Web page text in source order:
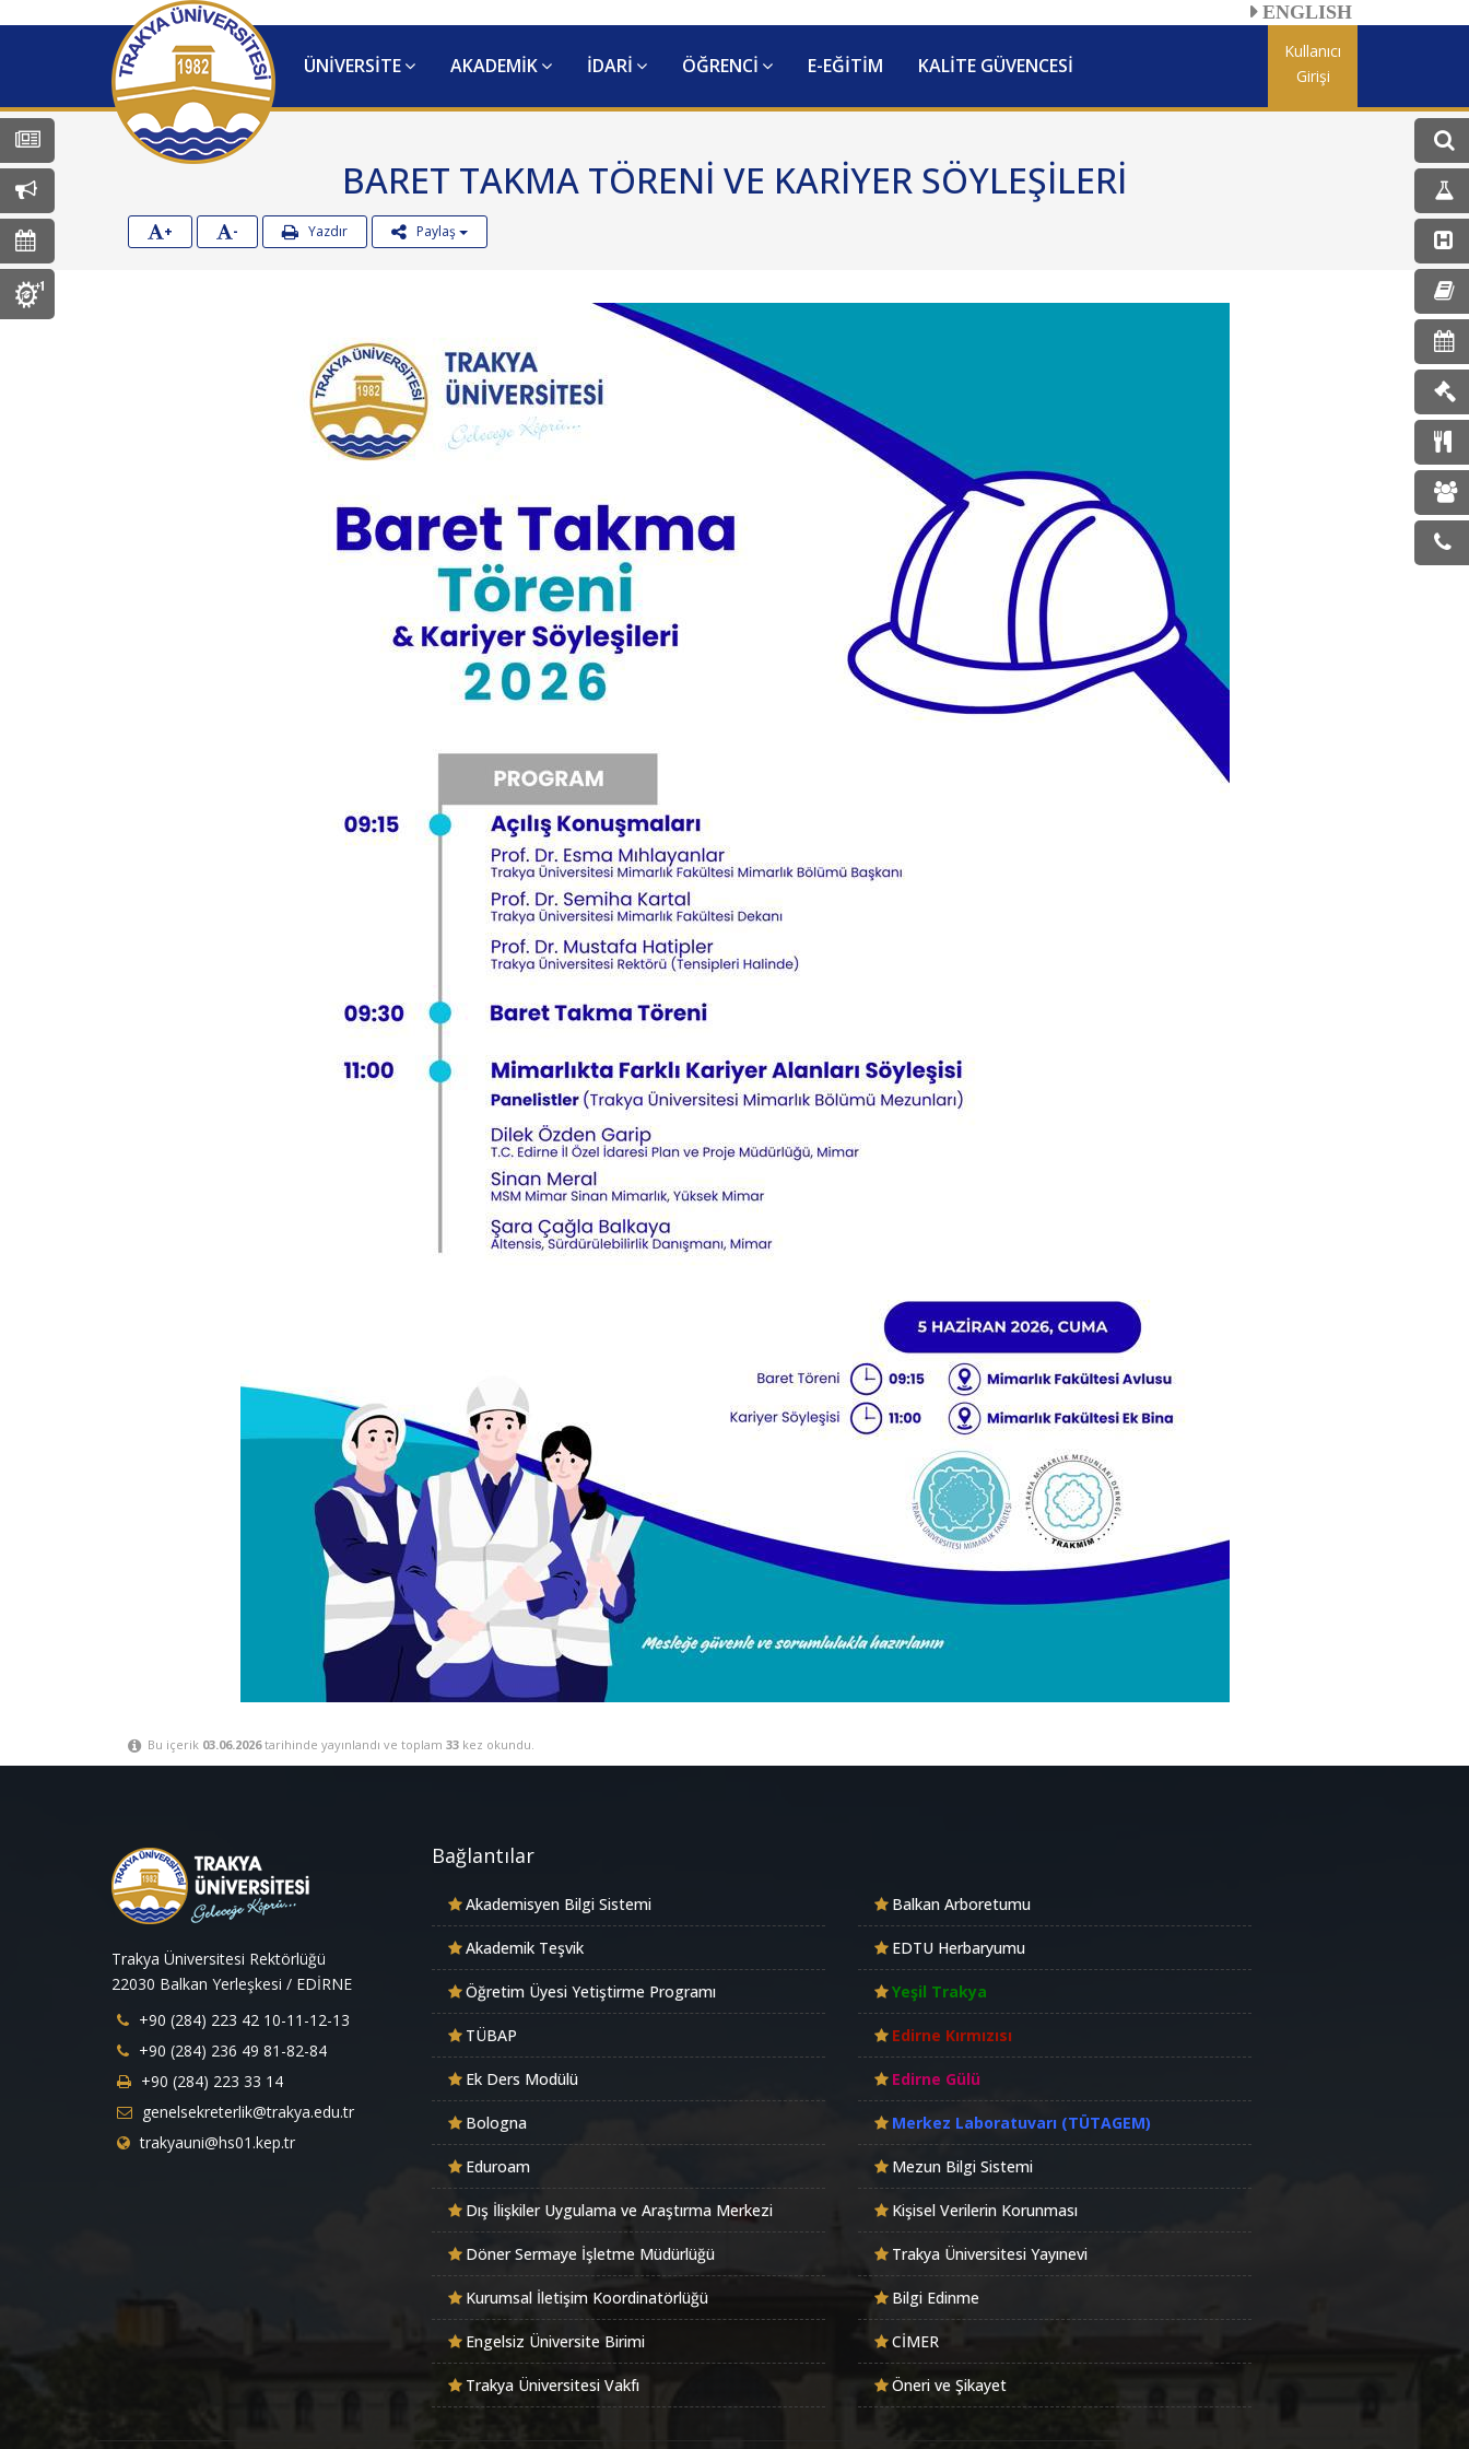
ENGLISH
ÜNİVERSİTE AKADEMİK İDARİ ÖĞRENCİ E-EĞİTİM KALİTE GÜVENCESİ
Kullanıcı
Girişi
Tüm Haberler
Tüm Etkinlikler
BARET TAKMA TÖRENİ VE KARİYER SÖYLEŞİLERİ
+ - Yazdır Paylaş
Bu içerik 03.06.2026tarihinde yayınlandı ve toplam 33 kez okundu.
Trakya Üniversitesi Rektörlüğü
22030 Balkan Yerleşkesi / EDİRNE
+90 (284) 223 42 10-11-12-13
+90 (284) 236 49 81-82-84
+90 (284) 223 33 14
genelsekreterlik@trakya.edu.tr
trakyauni@hs01.kep.tr
Bağlantılar
Akademisyen Bilgi Sistemi
Akademik Teşvik
Öğretim Üyesi Yetiştirme Programı
TÜBAP
Ek Ders Modülü
Bologna
Eduroam
Dış İlişkiler Uygulama ve Araştırma Merkezi
Döner Sermaye İşletme Müdürlüğü
Kurumsal İletişim Koordinatörlüğü
Engelsiz Üniversite Birimi
Trakya Üniversitesi Vakfı
Balkan Arboretumu
EDTU Herbaryumu
Yeşil Trakya
Edirne Kırmızısı
Edirne Gülü
Merkez Laboratuvarı (TÜTAGEM)
Mezun Bilgi Sistemi
Kişisel Verilerin Korunması
Trakya Üniversitesi Yayınevi
Bilgi Edinme
CİMER
Öneri ve Şikayet